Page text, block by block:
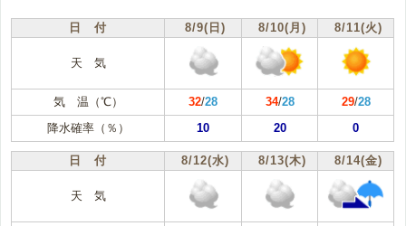
日 付 8/9(日) 8/10(月) 8/11(火)
天 気
気 温（℃） 32/28 34/28 29/28
降水確率（％）
10 20 0
日 付 8/12(水) 8/13(木) 8/14(金)
天 気